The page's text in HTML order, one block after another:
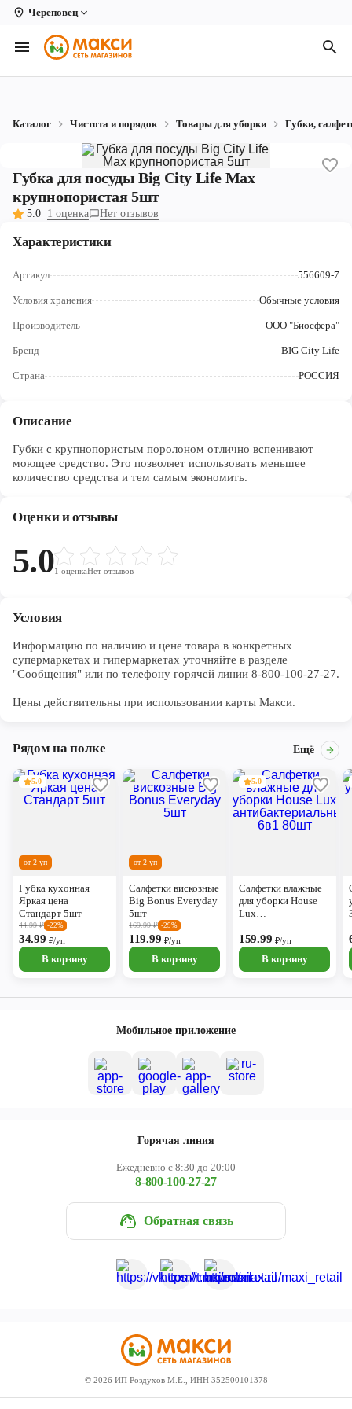
Череповец
Вологда
Архангельск
Кирово-Чепецк
Коряжма
Рыбинск
Северодвинск
Череповец
Каталог Чистота и порядок Товары для уборки Губки,
Губка для посуды Big City Life Max
крупнопористая 5шт
5.0 1 оценка Нет отзывов
Характеристики
Артикул 556609-7
Условия хранения Обычные условия
Производитель ООО "Биосфера"
Бренд BIG City Life
Страна РОССИЯ
Описание
Губки с крупнопористым поролоном отлично вспенивают
моющее средство. Это позволяет использовать меньшее
количество средства и тем самым экономить.
Оценки и отзывы
5.01 оценкаНет отзывов
Условия
Информацию по наличию и цене товара в конкретных
супермаркетах и гипермаркетах уточняйте в разделе
"Сообщения" или по телефону горячей линии 8-800-100-27-27.
Цены действительны при использовании карты Макси.
Рядом на полке Ещё
от 2 уп
5.0
Губка кухонная
Яркая цена
Стандарт 5шт
44.99₽ -22%
34.99₽/уп
В корзину
от 2 уп
Салфетки вискозные
Big Bonus Everyday
5шт
169.99₽ -29%
119.99 ₽/уп
В корзину
5.0
Салфетки влажные
для уборки House
Lux
6в1 80шт
159.99 ₽/уп
В корзину
Мобильное приложение
Горячая линия
Ежедневно с 8:30 до 20:00
8-800-100-27-27
Обратная связь
© 2026 ИП Роздухов М.Е., ИНН 352500101378